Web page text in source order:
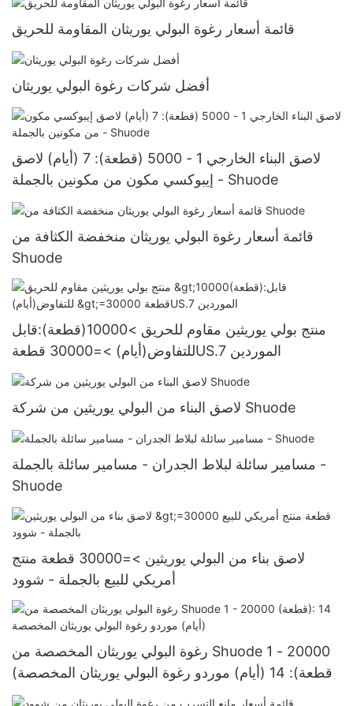
قائمة أسعار رغوة البولي يوريثان المقاومة للحريق
أفضل شركات رغوة البولي يوريثان
لاصق البناء الخارجي 1 - 5000 (قطعة): 7 (أيام) لاصق
إيبوكسي مكون من مكونين بالجملة - Shuode
قائمة أسعار رغوة البولي يوريثان منخفضة الكثافة من
Shuode
منتج بولي يوريثين مقاوم للحريق >10000(قطعة):قابل
للتفاوض(أيام) >=30000 قطعةUS.7 الموردين
لاصق البناء من البولي يوريثين من شركة Shuode
مسامير سائلة لبلاط الجدران - مسامير سائلة بالجملة -
Shuode
لاصق بناء من البولي يوريثين >=30000 قطعة منتج
أمريكي للبيع بالجملة - شوود
رغوة البولي يوريثان المخصصة من Shuode 1 - 20000
(قطعة): 14 (أيام) موردو رغوة البولي يوريثان المخصصة